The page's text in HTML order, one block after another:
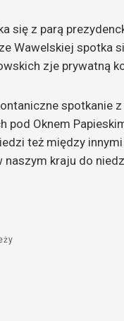
się z parą
Wawelskiej spotka
zje prywatną
spotkanie
pod Oknem
też między
kraju do